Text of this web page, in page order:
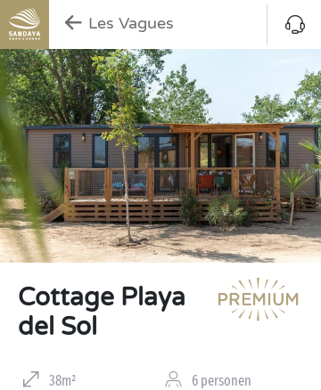
Les Vagues
Cottage Playa
del Sol
38m² 6 personen